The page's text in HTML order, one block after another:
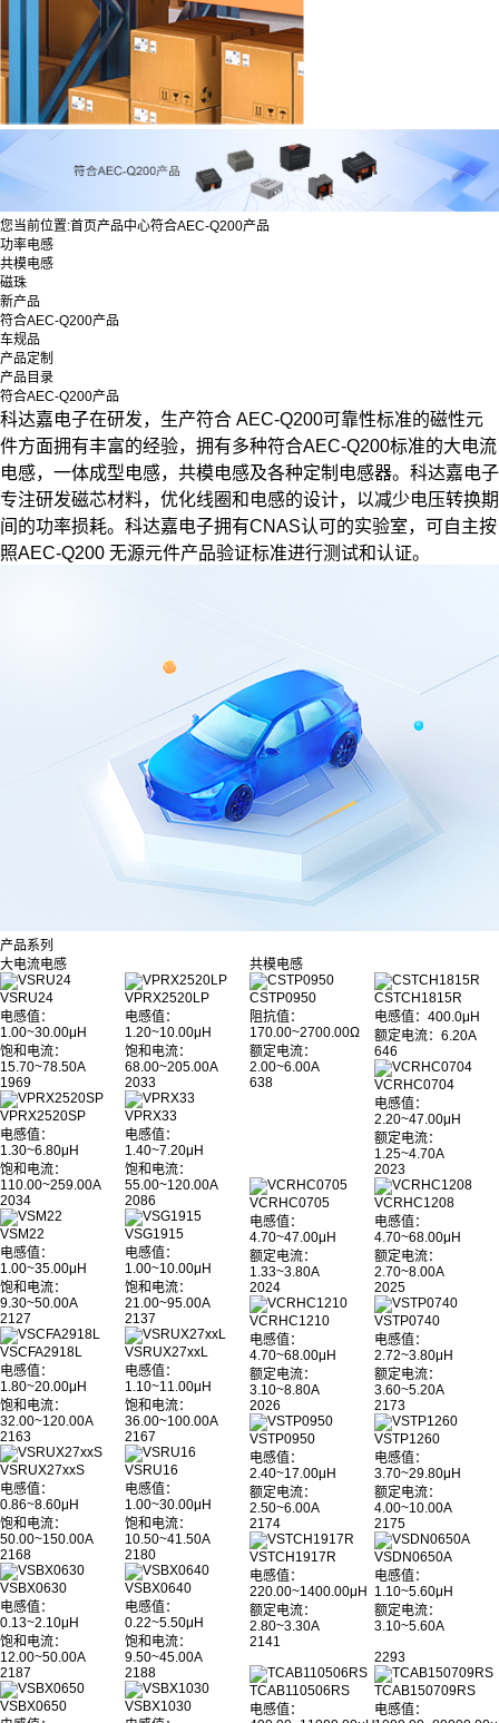
您当前位置:首页产品中心符合AEC-Q200产品
功率电感
共模电感
磁珠
新产品
符合AEC-Q200产品
车规品
产品定制
产品目录
符合AEC-Q200产品
科达嘉电子在研发，生产符合 AEC-Q200可靠性标准的磁性元
件方面拥有丰富的经验，拥有多种符合AEC-Q200标准的大电流
电感，一体成型电感，共模电感及各种定制电感器。科达嘉电子
专注研发磁芯材料，优化线圈和电感的设计，以减少电压转换期
间的功率损耗。科达嘉电子拥有CNAS认可的实验室，可自主按
照AEC-Q200 无源元件产品验证标准进行测试和认证。
产品系列
大电流电感
VSRU24
电感值：
1.00~30.00μH
饱和电流：
15.70~78.50A
1969
VPRX2520LP
电感值：
1.20~10.00μH
饱和电流：
68.00~205.00A
2033
VPRX2520SP
电感值：
1.30~6.80μH
饱和电流：
110.00~259.00A
2034
VPRX33
电感值：
1.40~7.20μH
饱和电流：
55.00~120.00A
2086
VSM22
电感值：
1.00~35.00μH
饱和电流：
9.30~50.00A
2127
VSG1915
电感值：
1.00~10.00μH
饱和电流：
21.00~95.00A
2137
VSCFA2918L
电感值：
1.80~20.00μH
饱和电流：
32.00~120.00A
2163
VSRUX27xxL
电感值：
1.10~11.00μH
饱和电流：
36.00~100.00A
2167
VSRUX27xxS
电感值：
0.86~8.60μH
饱和电流：
50.00~150.00A
2168
VSRU16
电感值：
1.00~30.00μH
饱和电流：
10.50~41.50A
2180
VSBX0630
电感值：
0.13~2.10μH
饱和电流：
12.00~50.00A
2187
VSBX0640
电感值：
0.22~5.50μH
饱和电流：
9.50~45.00A
2188
VSBX0650
VSBX1030
共模电感
CSTP0950
阻抗值：
170.00~2700.00Ω
额定电流：
2.00~6.00A
638
CSTCH1815R
电感值 ：400.0μH
额定电流：6.20A
646
VCRHC0704
电感值：
2.20~47.00μH
额定电流：
1.25~4.70A
2023
VCRHC0705
电感值：
4.70~47.00μH
额定电流：
1.33~3.80A
2024
VCRHC1208
电感值：
4.70~68.00μH
额定电流：
2.70~8.00A
2025
VCRHC1210
电感值：
4.70~68.00μH
额定电流：
3.10~8.80A
2026
VSTP0740
电感值：
2.72~3.80μH
额定电流：
3.60~5.20A
2173
VSTP0950
电感值：
2.40~17.00μH
额定电流：
2.50~6.00A
2174
VSTP1260
电感值：
3.70~29.80μH
额定电流：
4.00~10.00A
2175
VSTCH1917R
电感值：
220.00~1400.00μH
额定电流：
2.80~3.30A
2141
VSDN0650A
电感值：
1.10~5.60μH
额定电流：
3.10~5.60A
2293
TCAB110506RS
电感值：
TCAB150709RS
电感值：